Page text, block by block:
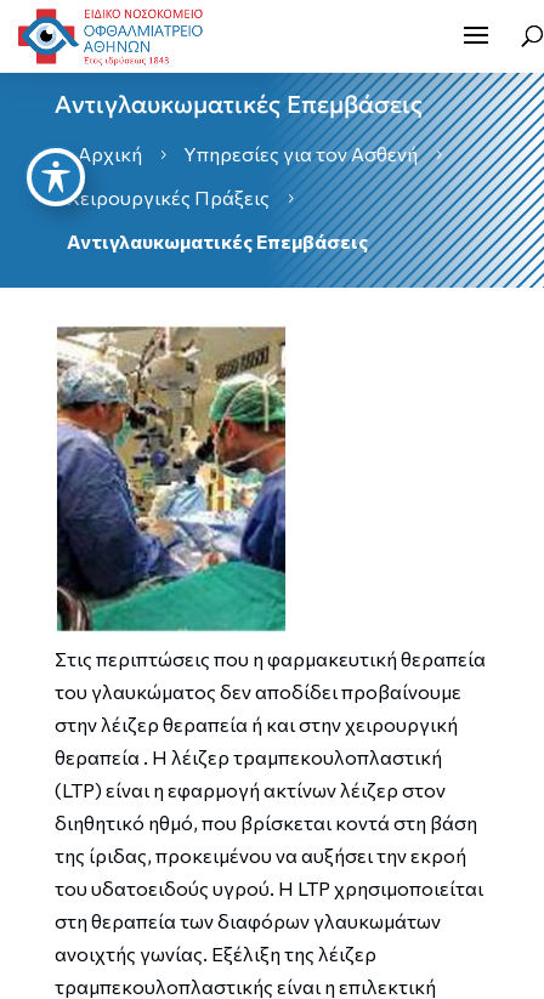
Αντιγλαυκωματικές Επεμβάσεις
 Αρχική 5 Υπηρεσίες για τον Ασθενή 5
Χειρουργικές Πράξεις 5
Αντιγλαυκωματικές Επεμβάσεις
Στις περιπτώσεις που η φαρμακευτική θεραπεία
του γλαυκώματος δεν αποδίδει προβαίνουμε
στην λέιζερ θεραπεία ή και στην χειρουργική
θεραπεία . Η λέιζερ τραμπεκουλοπλαστική
(LTP) είναι η εφαρμογή ακτίνων λέιζερ στον
διηθητικό ηθμό, που βρίσκεται κοντά στη βάση
της ίριδας, προκειμένου να αυξήσει την εκροή
του υδατοειδούς υγρού. Η LTP χρησιμοποιείται
στη θεραπεία των διαφόρων γλαυκωμάτων
ανοιχτής γωνίας. Εξέλιξη της λέιζερ
τραμπεκουλοπλαστικής είναι η επιλεκτική